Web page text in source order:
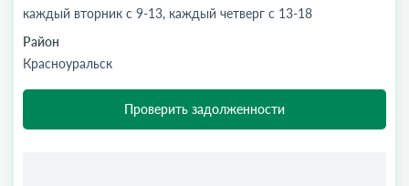
каждый вторник с 9-13, каждый четверг с 13-18
Район
Красноуральск
Проверить задолженности